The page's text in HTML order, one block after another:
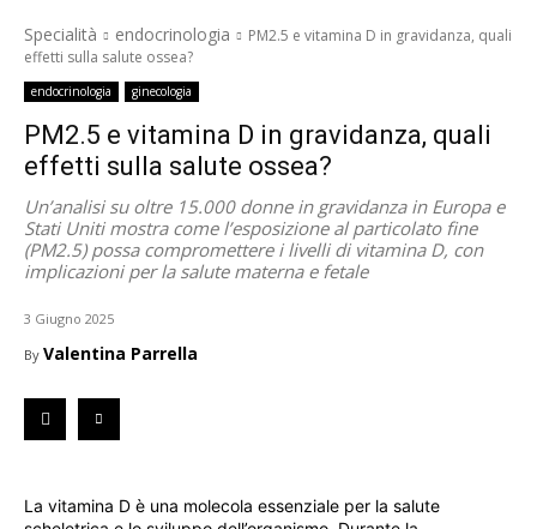
Specialità endocrinologia
PM2.5 e vitamina D in gravidanza, quali
effetti sulla salute ossea?
endocrinologia ginecologia
PM2.5 e vitamina D in gravidanza, quali
effetti sulla salute ossea?
Un’analisi su oltre 15.000 donne in gravidanza in Europa e
Stati Uniti mostra come l’esposizione al particolato fine
(PM2.5) possa compromettere i livelli di vitamina D, con
implicazioni per la salute materna e fetale
3 Giugno 2025
By Valentina Parrella
La vitamina D è una molecola essenziale per la salute